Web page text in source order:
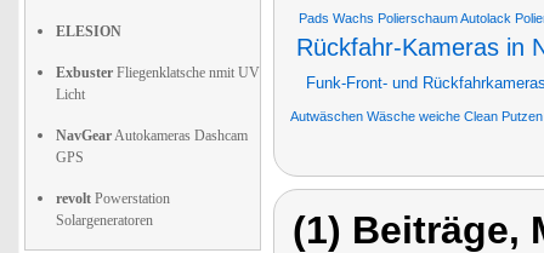
ELESION
Exbuster Fliegenklatsche nmit UV
Licht
NavGearAutokameras Dashcam
GPS
revolt Powerstation
Solargeneratoren
Pads Wachs Polierschaum Autolack
Rückfahr-Kameras in
Funk-Front- und
Autwäschen Wäsche weiche Clean Putzen
(1) Beiträge,